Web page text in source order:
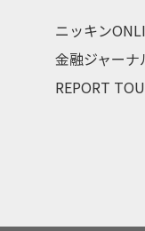
ニッキン
金融ジャーナ
REPORT